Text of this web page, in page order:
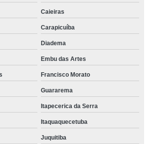
Caieiras
Carapicuíba
Diadema
Embu das Artes
Francisco Morato
Guararema
Itapecerica da Serra
Itaquaquecetuba
Juquitiba